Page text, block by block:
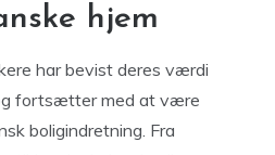
hjem
har bevist deres værdi
fortsætter med at være
boligindretning. Fra